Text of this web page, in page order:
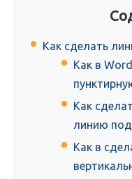
Как сделать
Как в
Как
линию
Как в